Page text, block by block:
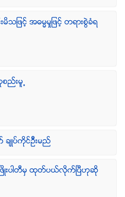
ျဖင့္ အဓမၼမႈျဖင့္ တရားစြဲခံရ
ည္းမူ႕
က္ ခ်ဳပ္ကိုင္ဥိီးမည္
ျဖိဳးပါတီမွ ထုတ္ပယ္လိုက္ျပီဟုဆို